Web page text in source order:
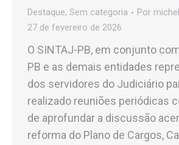
Destaque, Sem categoria Por michel
27 de fevereiro de 2026
O SINTAJ-PB, em conjunto
PB e as demais entidades
dos servidores do Judiciário
realizado reuniões periódicas
de aprofundar a discussão
reforma do Plano de Cargos,